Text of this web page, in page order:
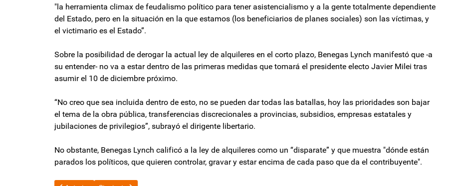
"la herramienta climax de feudalismo político para tener asistencialismo y a la gente totalmente dependiente
del Estado, pero en la situación en la que estamos (los beneficiarios de planes sociales) son las víctimas, y
el victimario es el Estado”.
Sobre la posibilidad de derogar la actual ley de alquileres en el corto plazo, Benegas Lynch manifestó que -a
su entender- no va a estar dentro de las primeras medidas que tomará el presidente electo Javier Milei tras
asumir el 10 de diciembre próximo.
“No creo que sea incluida dentro de esto, no se pueden dar todas las batallas, hoy las prioridades son bajar
el tema de la obra pública, transferencias discrecionales a provincias, subsidios, empresas estatales y
jubilaciones de privilegios”, subrayó el dirigente libertario.
No obstante, Benegas Lynch calificó a la ley de alquileres como un “disparate” y que muestra "dónde están
parados los políticos, que quieren controlar, gravar y estar encima de cada paso que da el contribuyente".